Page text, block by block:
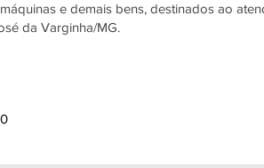
e demais bens, destinados ao
da Varginha/MG.